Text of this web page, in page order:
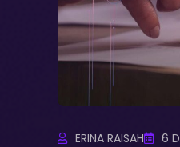
ERINA RAISAH 6